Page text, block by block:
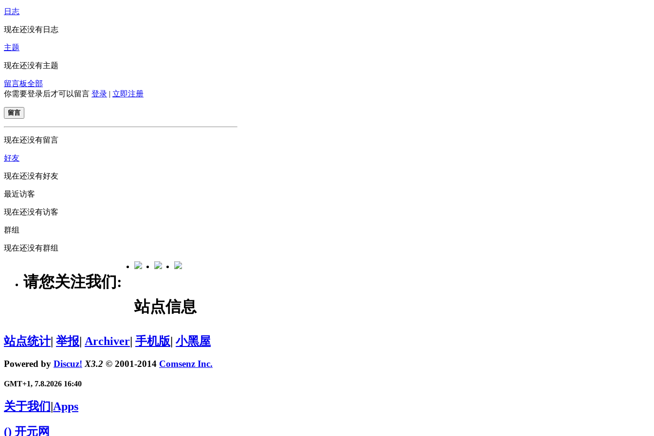
日志
现在还没有日志
主题
现在还没有主题
留言板全部
你需要登录后才可以留言 登录 | 立即注册
留言
现在还没有留言
好友
现在还没有好友
最近访客
现在还没有访客
群组
现在还没有群组
请您关注我们:
站点信息
站点统计| 举报| Archiver| 手机版| 小黑屋
Powered by Discuz! X3.2 © 2001-2014 Comsenz Inc.
GMT+1, 7.8.2026 16:40
关于我们|Apps
() 开元网